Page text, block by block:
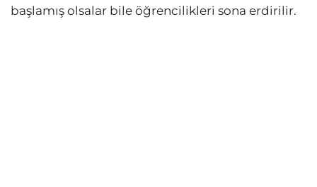
başlamış olsalar bile öğrencilikleri sona erdirilir.